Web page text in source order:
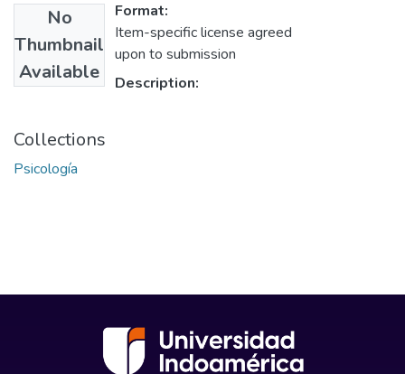
No
Thumbnail
Available
Format:
Item-specific license agreed
upon to submission
Description:
Collections
Psicología